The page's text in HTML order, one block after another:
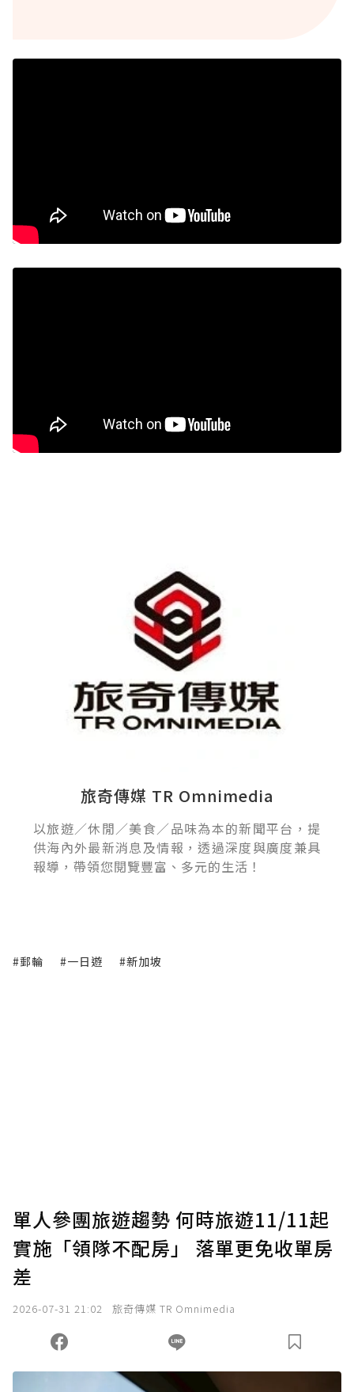
旅奇傳媒 TR Omnimedia
以旅遊／休閒／美食／品味為本的新聞平台，提
供海內外最新消息及情報，透過深度與廣度兼具
報導，帶領您閱覽豐富、多元的生活！
#郵輪 #一日遊 #新加坡
單人參團旅遊趨勢 何時旅遊11/11起
實施「領隊不配房」 落單更免收單房
差
2026-07-31 21:02 旅奇傳媒 TR Omnimedia